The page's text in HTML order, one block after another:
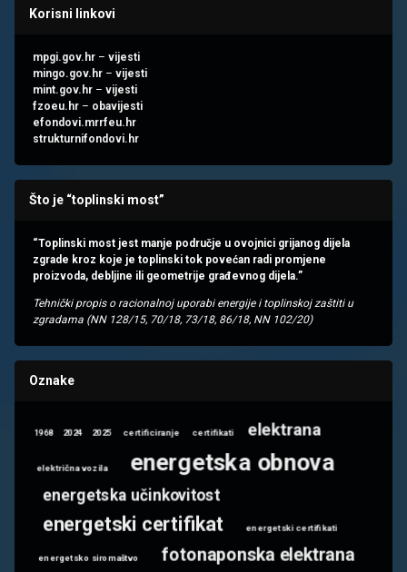
Korisni linkovi
mpgi.gov.hr – vijesti
mingo.gov.hr – vijesti
mint.gov.hr – vijesti
fzoeu.hr – obavijesti
efondovi.mrrfeu.hr
strukturnifondovi.hr
Što je “toplinski most”
“Toplinski most jest manje područje u ovojnici grijanog dijela
zgrade kroz koje je toplinski tok povećan radi promjene
proizvoda, debljine ili geometrije građevnog dijela.”
Tehnički propis o racionalnoj uporabi energije i toplinskoj zaštiti u
zgradama (NN 128/15, 70/18, 73/18, 86/18, NN 102/20)
Oznake
1968 2024 2025 certificiranje certifikati elektrana
električna vozila energetska obnova
energetska učinkovitost
energetski certifikat energetski certifikati
energetsko siromaštvo fotonaponska elektrana